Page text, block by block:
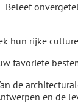
Beleef
hun rijke
favoriete
de
en de